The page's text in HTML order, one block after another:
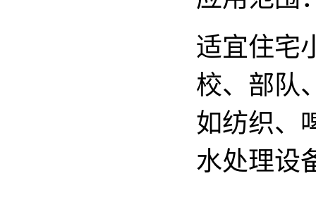
适宜住宅
校、部队
如纺织、
水处理设